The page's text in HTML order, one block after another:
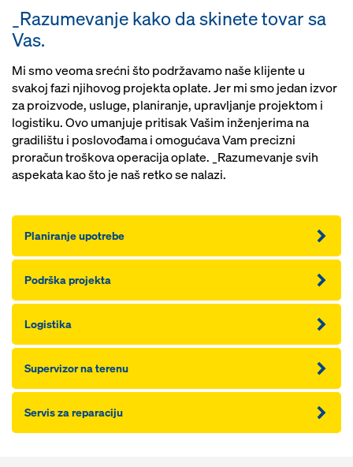
_Razumevanje kako da skinete tovar sa
Vas.
Mi smo veoma srećni što podržavamo naše klijente u
svakoj fazi njihovog projekta oplate. Jer mi smo jedan izvor
za proizvode, usluge, planiranje, upravljanje projektom i
logistiku. Ovo umanjuje pritisak Vašim inženjerima na
gradilištu i poslovođama i omogućava Vam precizni
proračun troškova operacija oplate. _Razumevanje svih
aspekata kao što je naš retko se nalazi.
Planiranje upotrebe
Podrška projekta
Logistika
Supervizor na terenu
Servis za reparaciju